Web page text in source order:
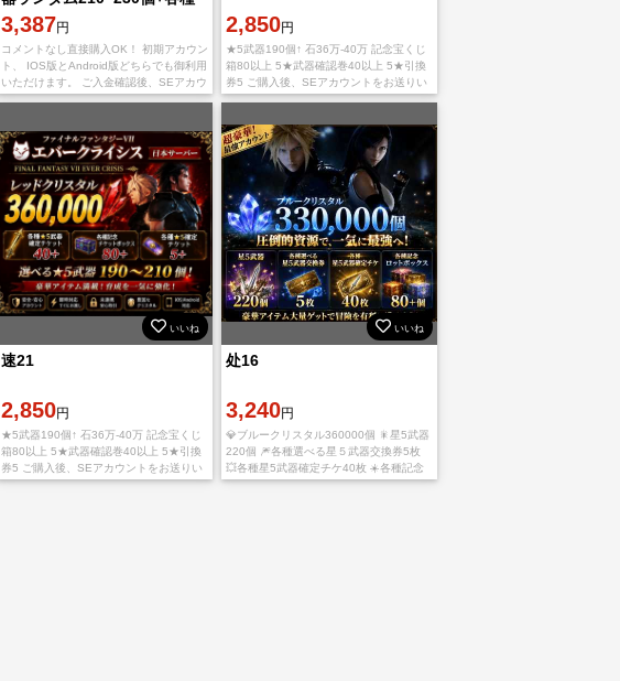
星5券45~80枚 初期ア
3,387円
コメントなし直接購入OK！ 初期アカウン
ト、 IOS版とAndroid版どちらでも御利用
いただけます。 ご入金確認後、SEアカウ
ントとパスワードをご連絡致します。 ト
2,850円
★5武器190個↑ 石36万-40万 記念宝くじ
箱80以上 5★武器確認巻40以上 5★引換
券5 ご購入後、SEアカウントをお送りい
たします
いいね
速21
2,850円
★5武器190個↑ 石36万-40万 記念宝くじ
箱80以上 5★武器確認巻40以上 5★引換
券5 ご購入後、SEアカウントをお送りい
たします
いいね
处16
3,240円
💎ブルークリスタル360000個 🎇星5武器
220個 🎆各種選べる星５武器交換券5枚
💥各種星5武器確定チケ40枚 ☀️各種記念
ロットボックス80+個 👌SEアカウントと